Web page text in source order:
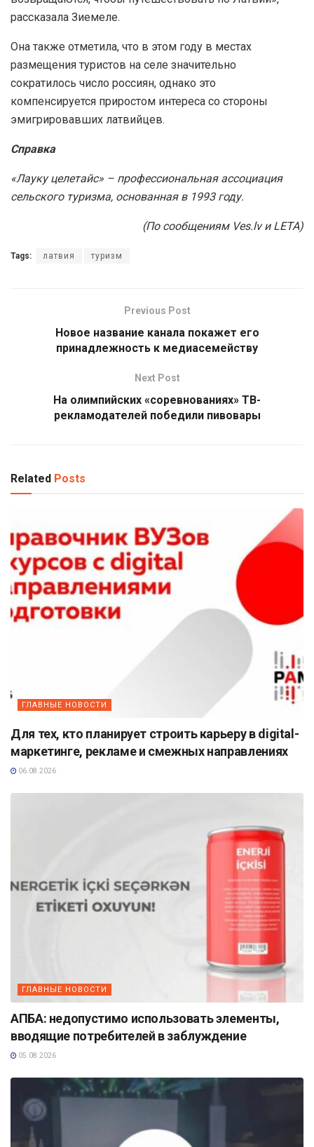
рассказала Зиемеле.
Она также отметила, что в этом году в местах
размещения туристов на селе значительно
сократилось число россиян, однако это
компенсируется приростом интереса со стороны
эмигрировавших латвийцев.
Справка
«Лауку целетайс» – профессиональная ассоциация
сельского туризма, основанная в 1993 году.
(По сообщениям Ves.lv и LETA)
Tags: латвия туризм
Previous Post
Новое название канала покажет его
принадлежность к медиасемейству
Next Post
На олимпийских «соревнованиях» ТВ-
рекламодателей победили пивовары
Related Posts
ГЛАВНЫЕ НОВОСТИ
Для тех, кто планирует строить карьеру в digital-
маркетинге, рекламе и смежных направлениях
06.08.2026
ГЛАВНЫЕ НОВОСТИ
АПБА: недопустимо использовать элементы,
вводящие потребителей в заблуждение
05.08.2026